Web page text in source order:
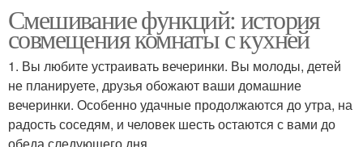
Смешивание функций: история
совмещения комнаты с кухней
1. Вы любите устраивать вечеринки. Вы молоды, детей
не планируете, друзья обожают ваши домашние
вечеринки. Особенно удачные продолжаются до утра, на
радость соседям, и человек шесть остаются с вами до
обеда следующего дня.